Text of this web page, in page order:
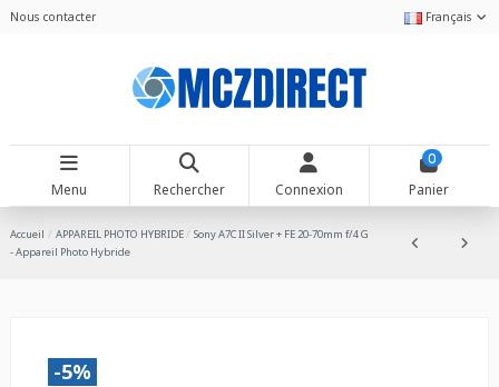
Nous contacter Français
Menu Rechercher Connexion
0
Panier
Accueil APPAREIL PHOTO HYBRIDE
Sony A7C II Silver + FE 20-70mm f/4 G
- Appareil Photo Hybride
-5%